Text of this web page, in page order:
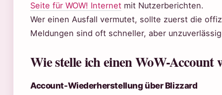
Seite für WOW! Internet mit Nutzerberichten.
Wer einen Ausfall vermutet, sollte zuerst die
Meldungen sind oft schneller, aber
Wie stelle ich einen WoW-Account
Account-Wiederherstellung über Blizzard